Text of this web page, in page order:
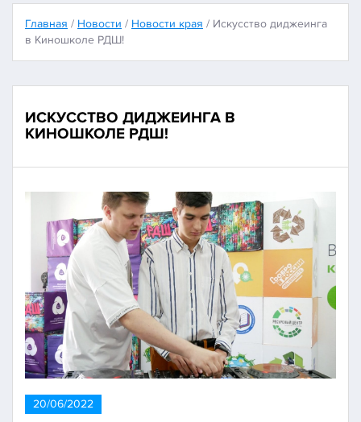
Главная / Новости / Новости края / Искусство диджеинга
в Киношколе РДШ!
ИСКУССТВО ДИДЖЕИНГА В
КИНОШКОЛЕ РДШ!
20/06/2022